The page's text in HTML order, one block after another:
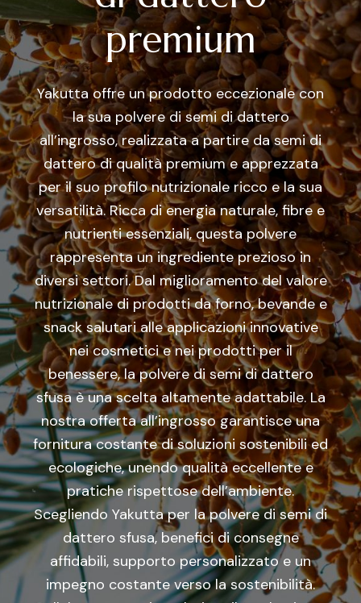
premium
Yakutta offre un prodotto eccezionale con
la sua polvere di semi di dattero
all’ingrosso, realizzata a partire da semi di
dattero di qualità premium e apprezzata
per il suo profilo nutrizionale ricco e la sua
versatilità. Ricca di energia naturale, fibre e
nutrienti essenziali, questa polvere
rappresenta un ingrediente prezioso in
diversi settori. Dal miglioramento del valore
nutrizionale di prodotti da forno, bevande e
snack salutari alle applicazioni innovative
nei cosmetici e nei prodotti per il
benessere, la polvere di semi di dattero
sfusa è una scelta altamente adattabile. La
nostra offerta all’ingrosso garantisce una
fornitura costante di soluzioni sostenibili ed
ecologiche, unendo qualità eccellente e
pratiche rispettose dell’ambiente.
Scegliendo Yakutta per la polvere di semi di
dattero sfusa, benefici di consegne
affidabili, supporto personalizzato e un
impegno costante verso la sostenibilità.